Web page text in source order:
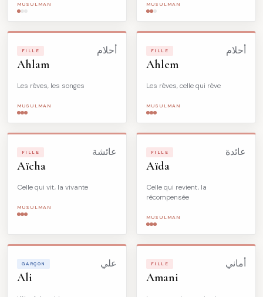
MUSULMAN MUSULMAN
FILLE أحلام
Ahlam
Les rêves, les songes
MUSULMAN
FILLE أحلام
Ahlem
Les rêves, celle qui rêve
MUSULMAN
FILLE عائشة
Aïcha
Celle qui vit, la vivante
MUSULMAN
FILLE عائدة
Aïda
Celle qui revient, la
récompensée
MUSULMAN
GARÇON علي
Ali
FILLE أماني
Amani